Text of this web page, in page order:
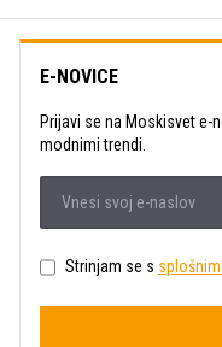
E-NOVICE
Prijavi se na Moskisvet e-
modnimi trendi.
Strinjam se s